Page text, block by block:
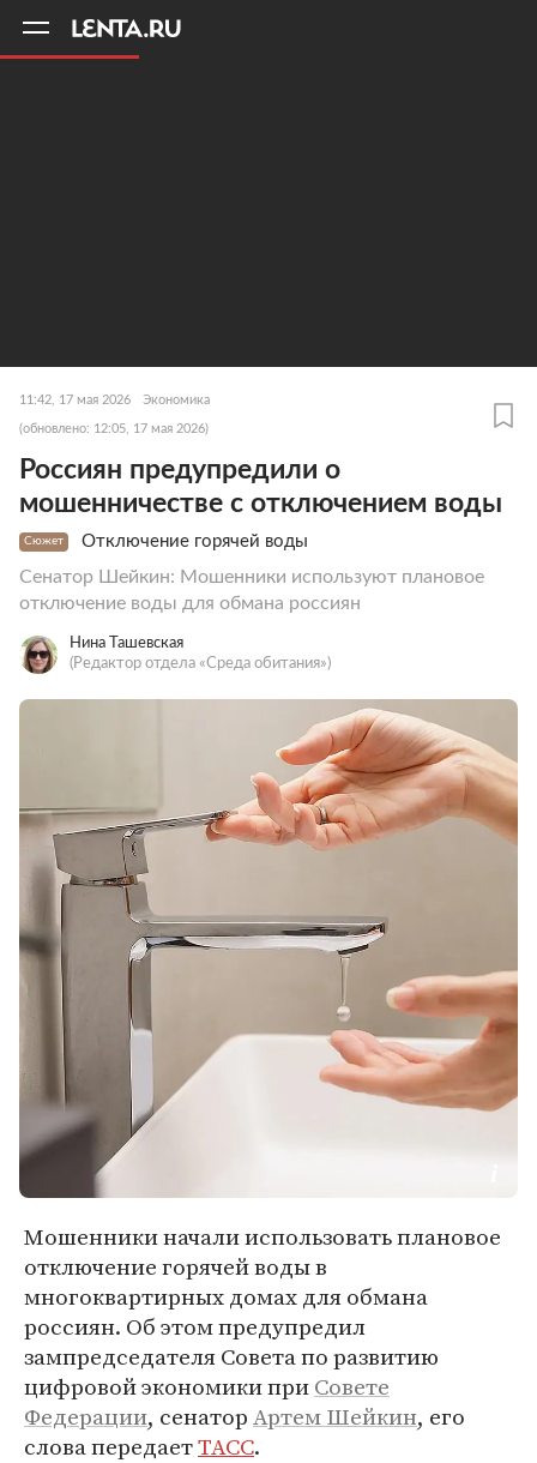
11:42, 17 мая 2026 Экономика
(обновлено: 12:05, 17 мая 2026)
Россиян предупредили о
мошенничестве с отключением воды
Сюжет Отключение горячей воды
Сенатор Шейкин: Мошенники используют плановое
отключение воды для обмана россиян
Нина Ташевская
(Редактор отдела «Среда обитания»)
Мошенники начали использовать плановое
отключение горячей воды в
многоквартирных домах для обмана
россиян. Об этом предупредил
зампредседателя Совета по развитию
цифровой экономики приСовете
Федерации, сенаторАртем Шейкин, его
слова передаетТАСС.